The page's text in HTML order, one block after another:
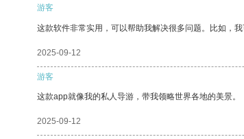
游客
这款软件非常实用，可以帮助我解决很多问题。比如，
2025-09-12
游客
这款app就像我的私人导游，带我领略世界各地的美景。
2025-09-12